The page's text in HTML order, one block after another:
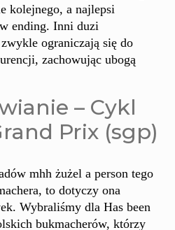
kolejnego, a najlepsi
ending. Inni duzi
ograniczają się do
zachowując ubogą
– Cykl
Prix (sgp)
mhh żużel a person tego
to dotyczy ona
Wybraliśmy dla Has been
bukmacherów, którzy